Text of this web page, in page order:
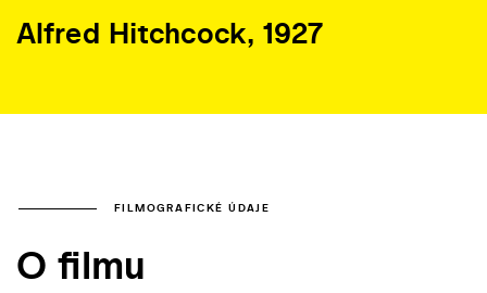
Alfred Hitchcock, 1927
FILMOGRAFICKÉ ÚDAJE
O filmu